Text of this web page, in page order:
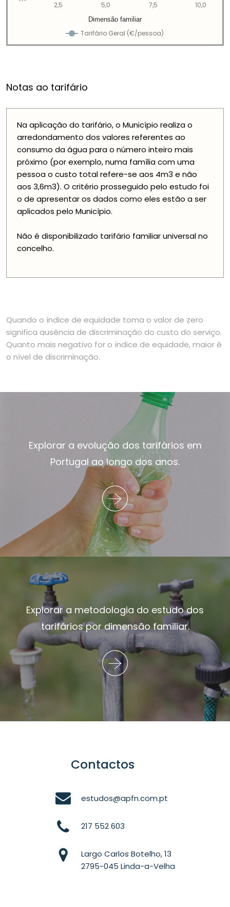
Tarifário Geral (€/pessoa)
2,5 5,0 7,5 10,0
Dimensão familiar
Notas ao tarifário
Na aplicação do tarifário, o Município realiza o
arredondamento dos valores referentes ao
consumo da água para o número inteiro mais
próximo (por exemplo, numa família com uma
pessoa o custo total refere-se aos 4m3 e não
aos 3,6m3). O critério prosseguido pelo estudo foi
o de apresentar os dados como eles estão a ser
aplicados pelo Município.
Não é disponibilizado tarifário familiar universal no
concelho.
Quando o índice de equidade toma o valor de zero
significa ausência de discriminação do custo do serviço.
Quanto mais negativo for o índice de equidade, maior é
o nível de discriminação.
Explorar a evolução dos tarifários em
Portugal ao longo dos anos.
Explorar a metodologia do estudo dos
tarifários por dimensão familiar.
Contactos
estudos@apfn.com.pt
217 552 603
Largo Carlos Botelho, 13
2795-045 Linda-a-Velha